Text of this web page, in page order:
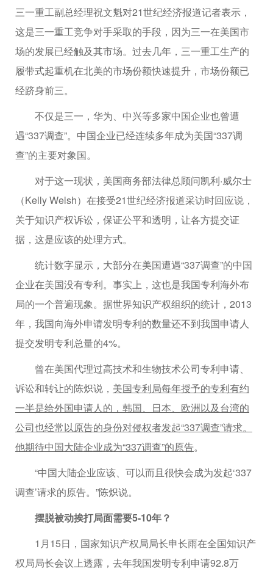
三一重工副总经理祝文魁对21世纪经济报道记者表示，
这是三一重工竞争对手采取的手段，因为三一在美国市
场的发展已经触及其市场。过去几年，三一重工生产的
履带式起重机在北美的市场份额快速提升，市场份额已
经跻身前三。
不仅是三一，华为、中兴等多家中国企业也曾遭
遇“337调查”。中国企业已经连续多年成为美国“337调
查”的主要对象国。
对于这一现状，美国商务部法律总顾问凯利·威尔士
（Kelly Welsh）在接受21世纪经济报道采访时回应说，
关于知识产权诉讼，保证公平和透明，让各方提交证
据，这是应该的处理方式。
统计数字显示，大部分在美国遭遇“337调查”的中国
企业在美国没有专利。事实上，这也是我国专利海外布
局的一个普遍现象。据世界知识产权组织的统计，2013
年，我国向海外申请发明专利的数量还不到我国申请人
提交发明专利总量的4%。
曾在美国代理过高技术和生物技术公司专利申请、
诉讼和转让的陈炽说， 美国专利局每年授予的专利有约
一半是给外国申请人的，韩国、日本、欧洲以及台湾的
公司也经常以原告的身份对侵权者发起“337调查”请求。
他期待中国大陆企业成为“337调查”的原告。
“中国大陆企业应该、可以而且很快会成为发起‘337
调查’请求的原告。”陈炽说。
摆脱被动挨打局面需要5-10年？
1月15日，国家知识产权局局长申长雨在全国知识产
权局局长会议上透露，去年我国发明专利申请92.8万